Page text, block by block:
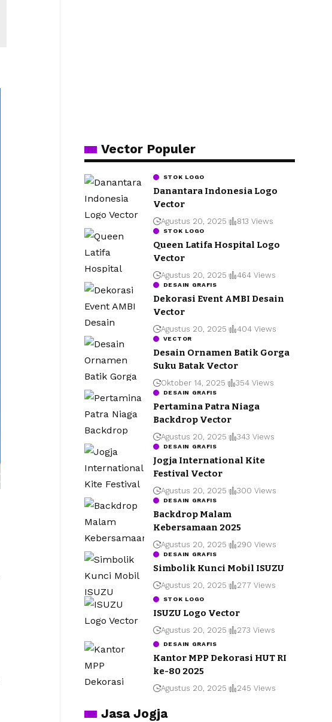
Vector Populer
STOK LOGO
Danantara Indonesia Logo
Vector
Agustus 20, 2025 813 Views
STOK LOGO
Queen Latifa Hospital Logo
Vector
Agustus 20, 2025 464 Views
DESAIN GRAFIS
Dekorasi Event AMBI Desain
Vector
Agustus 20, 2025 404 Views
VECTOR
Desain Ornamen Batik Gorga
Suku Batak Vector
Oktober 14, 2025 354 Views
DESAIN GRAFIS
Pertamina Patra Niaga
Backdrop Vector
Agustus 20, 2025 343 Views
DESAIN GRAFIS
Jogja International Kite
Festival Vector
Agustus 20, 2025 300 Views
DESAIN GRAFIS
Backdrop Malam
Kebersamaan 2025
Agustus 20, 2025 290 Views
DESAIN GRAFIS
Simbolik Kunci Mobil ISUZU
Agustus 20, 2025 277 Views
STOK LOGO
ISUZU Logo Vector
Agustus 20, 2025 273 Views
DESAIN GRAFIS
Kantor MPP Dekorasi HUT RI
ke-80 2025
Agustus 20, 2025 245 Views
Jasa Jogja